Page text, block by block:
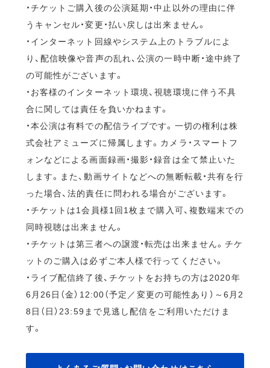
・チケットご購入後の公演延期・中止以外の理由に伴
うキャンセル・変更・払い戻しは出来ません。
・インターネット回線やシステム上のトラブルによ
り、配信映像や音声の乱れ、公演の一時中断・途中終了
の可能性がございます。
・お客様のインターネット環境、視聴環境に伴う不具
合に関しては責任を負いかねます。
・本公演は有料での配信ライブです。一切の権利は株
式会社アミューズに帰属します。カメラ・スマートフ
ォンなどによる画面録画・撮影・録音は全て禁止いた
します。また、動画サイトなどへの無断転載・共有を行
った場合、法的責任に問われる場合がございます。
・チケットは1会員様1回1枚まで購入可、複数端末での
同時視聴は出来ません。
・チケットは第三者への譲渡・転売は出来ません。チケ
ットのご購入は必ずご本人様で行ってください。
・ライブ配信終了後、チケットをお持ちの方は2020年
6月26日（金）12:00（予定／変更の可能性あり）～6月2
8日（日）23:59まで見逃し配信をご利用いただけま
す。